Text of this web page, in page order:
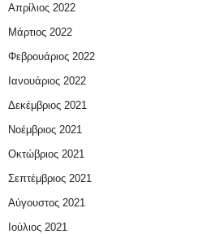
Απρίλιος 2022
Μάρτιος 2022
Φεβρουάριος 2022
Ιανουάριος 2022
Δεκέμβριος 2021
Νοέμβριος 2021
Οκτώβριος 2021
Σεπτέμβριος 2021
Αύγουστος 2021
Ιούλιος 2021